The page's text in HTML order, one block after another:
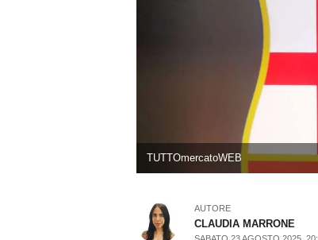
TUTTOmercatoWEB
AUTORE
CLAUDIA MARRONE